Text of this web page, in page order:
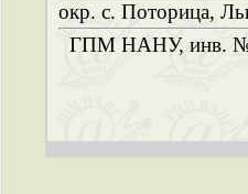
окр. с. Поторица,
ГПМ НАНУ, инв. №